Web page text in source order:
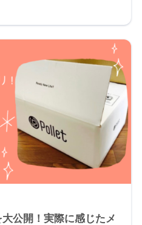
大公開！実際に感じたメ